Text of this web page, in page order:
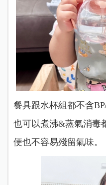
餐具跟水杯組都不含
也可以煮沸&蒸氣消毒
便也不容易殘留氣味。